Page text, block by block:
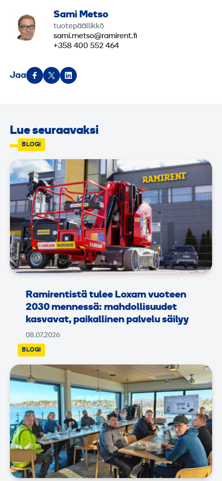
Sami Metso
tuotepäällikkö
sami.metso@ramirent.fi
+358 400 552 464
Jaa
Lue seuraavaksi
Ramirentistä tulee Loxam vuoteen
2030 mennessä: mahdollisuudet
kasvavat, paikallinen palvelu säilyy
08.07.2026
BLOGI
BLOGI